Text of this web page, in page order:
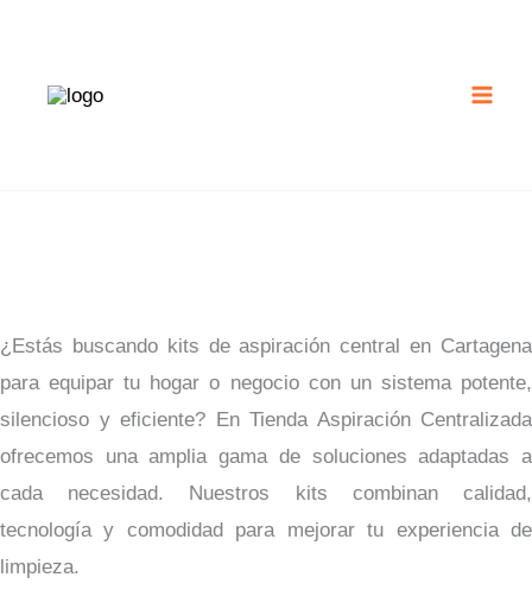
contenido
¿Estás buscando kits de aspiración central en Cartagena
para equipar tu hogar o negocio con un sistema potente,
silencioso y eficiente? En Tienda Aspiración Centralizada
ofrecemos una amplia gama de soluciones adaptadas a
cada necesidad. Nuestros kits combinan calidad,
tecnología y comodidad para mejorar tu experiencia de
limpieza.